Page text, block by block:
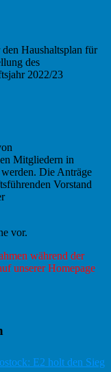
Haushaltsplan für
des
2022/23
Mitgliedern in
Die Anträge
Vorstand
vor.
während der
unserer Homepage
E2 holt den Sieg